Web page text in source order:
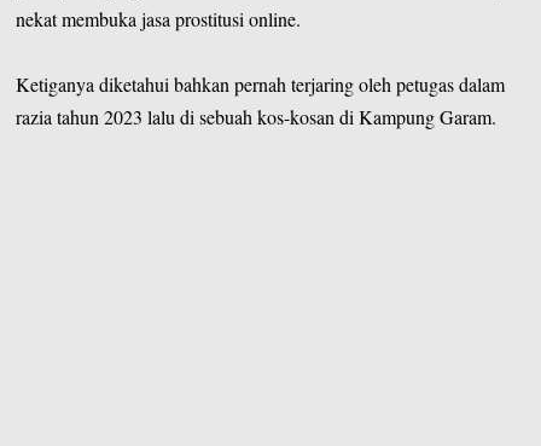
nekat membuka jasa prostitusi online.
Ketiganya diketahui bahkan pernah terjaring oleh petugas dalam
razia tahun 2023 lalu di sebuah kos-kosan di Kampung Garam.